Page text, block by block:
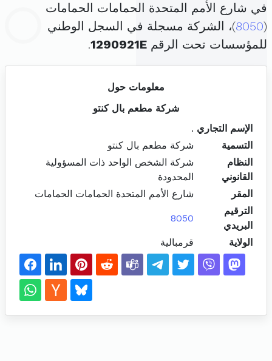
في شارع الأمم المتحدة الحمامات الحمامات
(
8050)، الشركة مسجلة في السجل الوطني
للمؤسسات تحت الرقم 1290921E
.
معلومات حول
شركة مطعم بال كنتو
الإسم التجاري .
التسمية
شركة مطعم بال كنتو
النظام
القانوني
شركة الشخص الواحد ذات المسؤولية
المحدودة
المقر
شارع الأمم المتحدة الحمامات الحمامات
الترقيم
البريدي
8050
الولاية قرمبالية